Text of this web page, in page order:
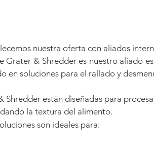
nuestra oferta con aliados
Grater & Shredder es nuestro aliado
en soluciones para el rallado y
Shredder están diseñadas para
la textura del alimento.
son ideales para: